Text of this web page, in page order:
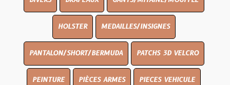
HOLSTER MEDAILLES/INSIGNES
PANTALON/SHORT/BERMUDA PATCHS 3D VELCRO
PEINTURE PIÈCES ARMES PIECES VEHICULE